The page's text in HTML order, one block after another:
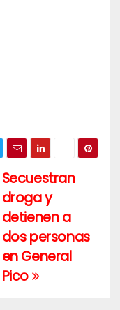
Secuestran
droga y
detienen a
dos personas
en General
Pico